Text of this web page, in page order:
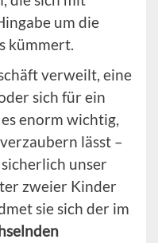
um die
kümmert.
verweilt, eine
sich für ein
enorm wichtig,
lässt –
unser
zweier Kinder
sie sich der im